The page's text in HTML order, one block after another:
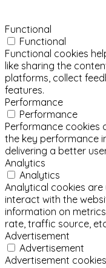
Functional
Functional
Functional cookies
like sharing the
platforms, collect
features.
Performance
Performance
Performance cookies
the key performance
delivering a better
Analytics
Analytics
Analytical cookies
interact with the
information on
rate, traffic source,
Advertisement
Advertisement
Advertisement